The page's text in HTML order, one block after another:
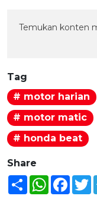
Temukan konten
Tag
# motor harian
# motor matic
# honda beat
Share
Share WhatsApp